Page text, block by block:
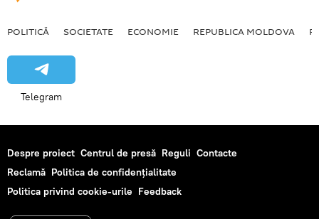
POLITICĂ SOCIETATE ECONOMIE REPUBLICA MOLDOVA
Telegram
Despre proiect Centrul de presă Reguli Contacte
Reclamă Politica de confidențialitate
Politica privind cookie-urile Feedback